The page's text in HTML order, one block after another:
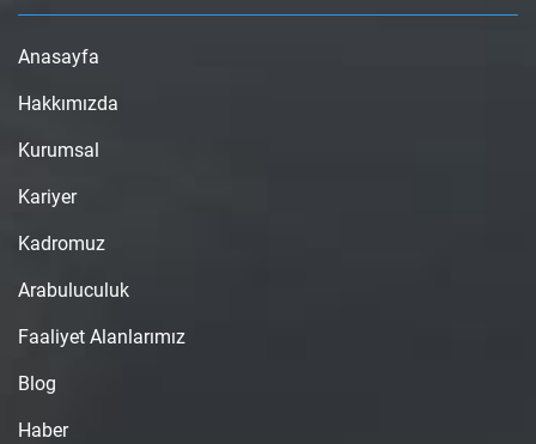
Anasayfa
Hakkımızda
Kurumsal
Kariyer
Kadromuz
Arabuluculuk
Faaliyet Alanlarımız
Blog
Haber